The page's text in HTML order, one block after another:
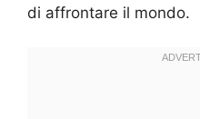
di affrontare il mondo.